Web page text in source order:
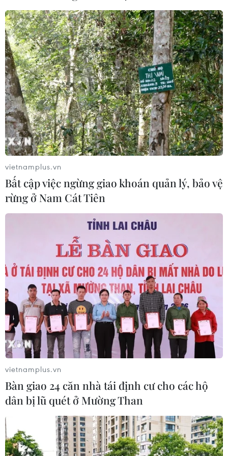
Chủ động ứng phó với biến đổi khí
hậu trong thời kỳ mới
05/08/2026 14:57
Gần 40 điểm bị sạt lở đất do mưa lớn
tại Lào Cai
05/08/2026 14:56
Bão số 3 gây gió mạnh, sóng cao trên
vùng biển phía Đông Nam
05/08/2026 14:55
Thả kỳ đà hoa về rừng đặc dụng
vườn chim Bạc Liêu
05/08/2026 13:45
Đẩy nhanh tiến độ Nhà máy điện rác
ở Thanh Hóa trước áp lực xử lý rác
thải
05/08/2026 13:30
Bàn giao một cá thể Diều hoa Miến
Điện cho Vườn quốc gia Phong Nha-
05/08/2026 12:11
vietnamplus.vn
Bất cập việc ngừng giao khoán quản lý, bảo vệ
rừng ở Nam Cát Tiên
vietnamplus.vn
Bàn giao 24 căn nhà tái định cư cho các hộ
dân bị lũ quét ở Mường Than